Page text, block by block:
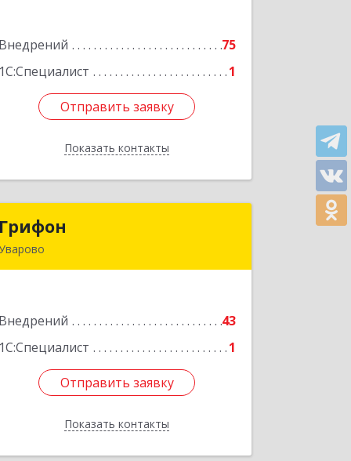
Внедрений
75
1С:Специалист
1
Отправить заявку
Показать контакты
Подробнее
Отправить заявку
Назад
Грифон
Внедрений
43
1С:Специалист
1
Отправить заявку
Показать контакты
Подробнее
Отправить заявку
Назад